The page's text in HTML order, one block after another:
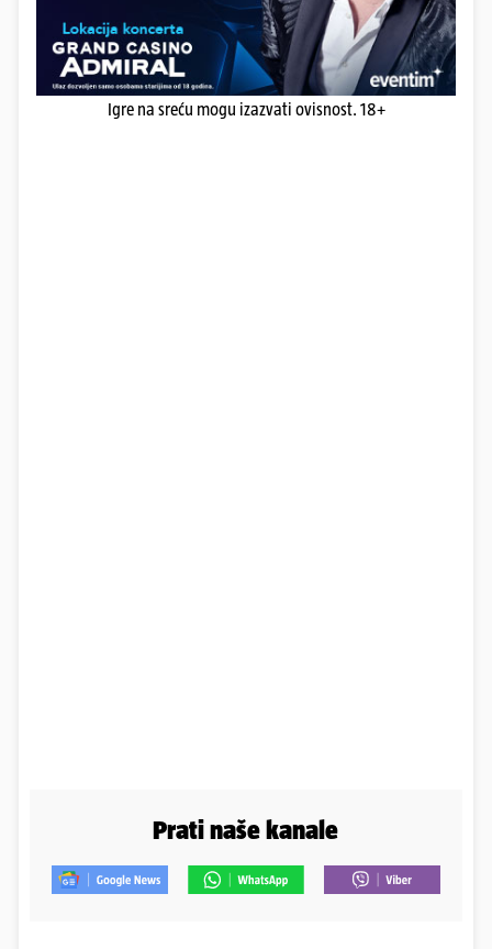
Igre na sreću mogu izazvati ovisnost. 18+
Prati naše kanale